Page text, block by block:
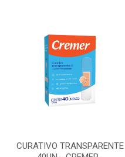
CURATIVO TRANSPARENTE